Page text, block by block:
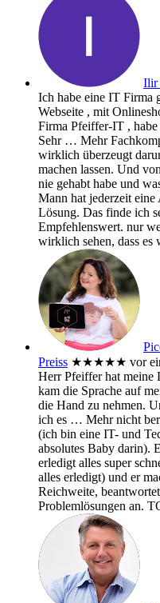
Ilir
Ich habe eine IT Firma
Webseite , mit
Firma Pfeiffer-IT ,
Sehr … Mehr
wirklich überzeugt
machen lassen. Und
nie gehabt habe und
Mann hat jederzeit eine
Lösung. Das finde ich
Empfehlenswert. nur
wirklich sehen, dass es
Preiss ★★★★★ vor
Herr Pfeiffer hat
kam die Sprache auf
die Hand zu nehmen.
ich es … Mehrnicht
(ich bin eine IT- und
absolutes Baby darin).
erledigt alles super
alles erledigt) und er
Reichweite,
Problemlösungen an.